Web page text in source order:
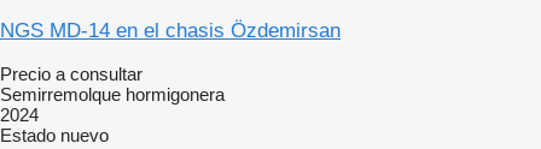
NGS MD-14 en el chasis Özdemirsan
Precio a consultar
Semirremolque hormigonera
2024
Estado nuevo